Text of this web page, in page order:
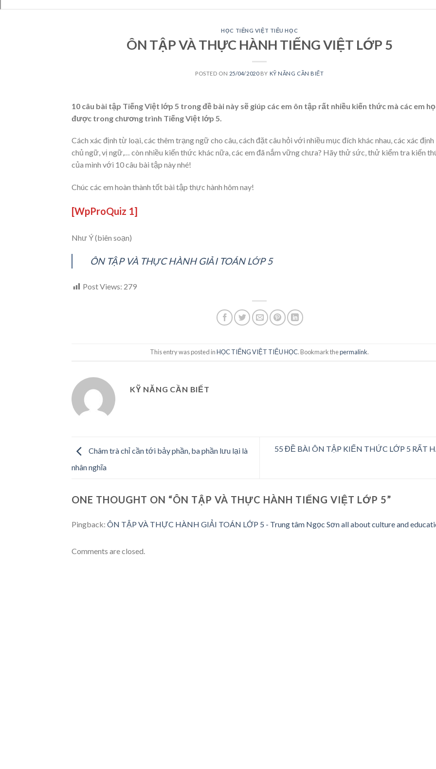
HỌC TIẾNG VIỆT TIỂU HỌC
ÔN TẬP VÀ THỰC HÀNH TIẾNG VIỆT LỚP 5
POSTED ON 25/04/2020BY KỸ NĂNG CẦN BIẾT
10 câu bài tập Tiếng Việt lớp 5 trong đề bài này sẽ giúp các em ôn tập rất nhiều kiến thức mà các em
được trong chương trình Tiếng Việt lớp 5.
Cách xác định từ loại, các thêm trạng ngữ cho câu, cách đặt câu hỏi với nhiều mục đích khác nhau, các xác định
chủ ngữ, vị ngữ,… còn nhiều kiến thức khác nữa, các em đã nắm vững chưa? Hãy thử sức, thử kiểm tra kiến
của mình với 10 câu bài tập này nhé!
Chúc các em hoàn thành tốt bài tập thực hành hôm nay!
[WpProQuiz 1]
Như Ý (biên soạn)
ÔN TẬP VÀ THỰC HÀNH GIẢI TOÁN LỚP 5
Post Views: 279
This entry was posted inHỌC TIẾNG VIỆT TIỂU HỌC. Bookmark thepermalink.
KỸ NĂNG CẦN BIẾT
Châm trà chỉ cần tới bảy phần, ba phần lưu lại là
nhân nghĩa
55 ĐỀ BÀI ÔN TẬP KIẾN THỨC LỚP 5 RẤT
ONE THOUGHT ON “ÔN TẬP VÀ THỰC HÀNH TIẾNG VIỆT LỚP 5”
Pingback: ÔN TẬP VÀ THỰC HÀNH GIẢI TOÁN LỚP 5 - Trung tâm Ngọc Sơn all about culture and
Comments are closed.